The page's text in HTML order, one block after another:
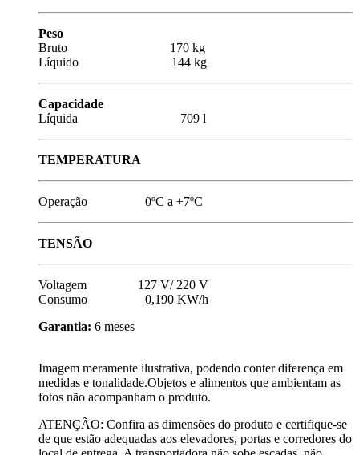
Peso
Bruto 170 kg
Líquido 144 kg
Capacidade
Líquida 709 l
TEMPERATURA
Operação 0ºC a +7ºC
TENSÃO
Voltagem 127 V/ 220 V
Consumo 0,190 KW/h
Garantia: 6 meses
Imagem meramente ilustrativa, podendo conter diferença em
medidas e tonalidade.Objetos e alimentos que ambientam as
fotos não acompanham o produto.
ATENÇÃO: Confira as dimensões do produto e certifique-se
de que estão adequadas aos elevadores, portas e corredores do